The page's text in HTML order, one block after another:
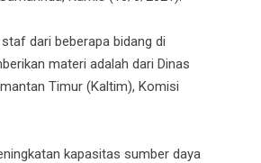
dari beberapa bidang di
materi adalah dari Dinas
Timur (Kaltim), Komisi
kapasitas sumber daya